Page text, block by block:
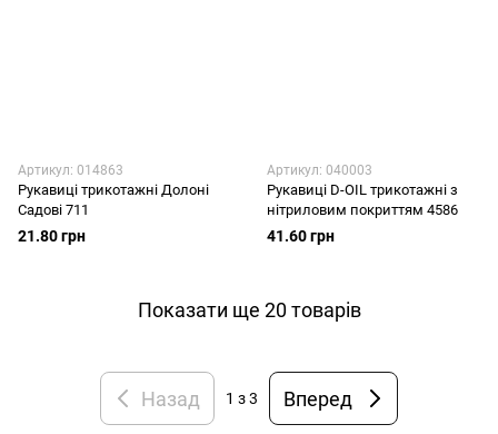
Артикул: 014863
Рукавиці трикотажні Долоні
Садові 711
21.80 грн
Артикул: 040003
Рукавиці D-OIL трикотажні з
нітриловим покриттям 4586
41.60 грн
Показати ще 20 товарів
Назад 1 з 3 Вперед